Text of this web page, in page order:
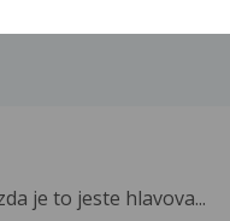
je to jeste hlavova...